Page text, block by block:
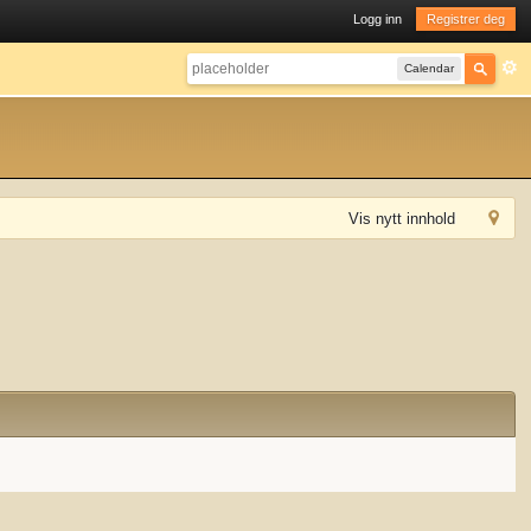
Logg inn Registrer deg
Calendar
Vis nytt innhold